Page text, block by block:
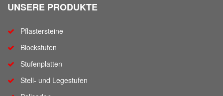
UNSERE PRODUKTE
Pflastersteine
Blockstufen
Stufenplatten
Stell- und Legestufen